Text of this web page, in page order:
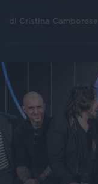
di Cristina Camporese